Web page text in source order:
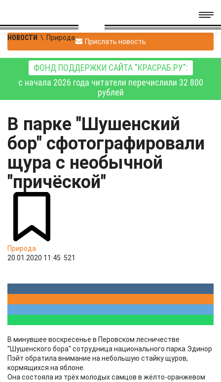
НОВОСТИ \ Природа Прислать новость
ФОНД ПОДДЕРЖКИ САЙТА "КРАСРАБ.РУ":
с начала 2026 года читатели перечислили 32 800
рублей
В парке "Шушенский
бор" сфотографировали
щура с необычной
"причёской"
Природа
20.01.2020 11:45 521
В минувшее воскресенье в Перовском лесничестве
"Шушенского бора" сотрудница национального парка Эдинор
Пэйт обратила внимание на небольшую стайку щуров,
кормящихся на яблоне.
Она состояла из трёх молодых самцов в жёлто-оранжевом